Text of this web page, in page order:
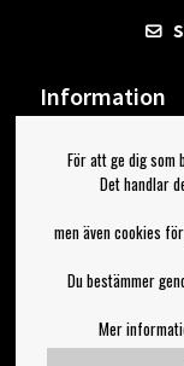
Information
Om Bengans
FAQ / Köp- &
Jag
För att ge dig som
Det handlar
men även cookies
Du bestämmer
Mer